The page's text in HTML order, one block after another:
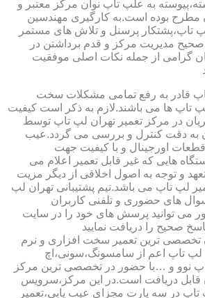
به علپ تاپ نوان مرکز معتبر و
مطرح بوده است.به کارگیری مهندسین
تاپ،پشتکار پرسنل و تلاش های مستمر
صحیح مدیریت مرکز و قدم برداشتن در
گرامی از جمله نکات اصلی موفقیت
قادر به رفع تمامی مشکلات سخت
تاپ ها می باشند.لازم به ذکر است کیفیت
در مرکز تعمیر تهران لپ تاپ توسط
به دقت کنترل و بررسی می گردد.عیب
قطعات اورجینال و با کیفیت جهت
هایی که غیر قابل تعمیر اعلام می
و توجه به اصول اخلاقی از دیگر مزیت
لپ تاپ می باشد.تیم پشتیبانی تهران لپ
های حضوری و تلفنی کاربران
می توانید پرسش های خود را در سایت
صحیح را دریافت نمایید
تخصصی ترین تعمیر سخت افزاری و نرم
لپ تاپ اعم از سامسونگ،سونی،اچ
نوو و …با حضور در تخصصی ترین مرکز
قابل دریافت است.در این مرکز،سرویس
تاپ در سه پارت مجزای عیب یابی،تعمیر